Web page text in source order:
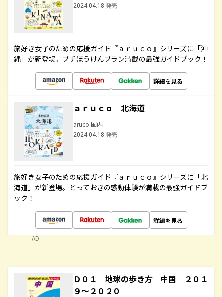
2024.04.18 発売
旅好き女子のための応援ガイド『ａｒｕｃｏ』シリーズに「沖
縄」が新登場。プチぼうけんプラン満載の最強ガイドブック！
詳細を見る
ａｒｕｃｏ 北海道
aruco 国内
2024.04.18 発売
旅好き女子のための応援ガイド『ａｒｕｃｏ』シリーズに「北
海道」が新登場。とっておきの感動体験が満載の最強ガイドブ
ック！
詳細を見る
AD
Ｄ０１ 地球の歩き方 中国 ２０１
９～２０２０